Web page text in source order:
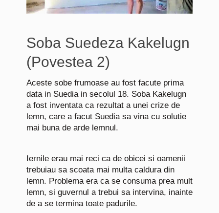
Soba Suedeza Kakelugn
(Povestea 2)
Aceste sobe frumoase au fost facute prima
data in Suedia in secolul 18. Soba Kakelugn
a fost inventata ca rezultat a unei crize de
lemn, care a facut Suedia sa vina cu solutie
mai buna de arde lemnul.
Iernile erau mai reci ca de obicei si oamenii
trebuiau sa scoata mai multa caldura din
lemn. Problema era ca se consuma prea mult
lemn, si guvernul a trebui sa intervina, inainte
de a se termina toate padurile.